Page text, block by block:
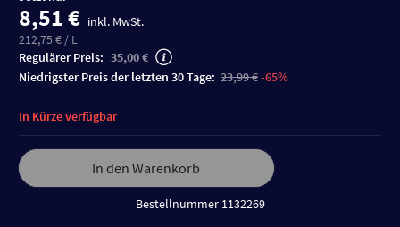
8,51 € inkl. MwSt.
212,75 € / L
Regulärer Preis: 35,00 €
niedrigster Preis der letzten 30 Tage: 23,99 €-65%
In den Warenkorb
Bestellnummer 1132269
In Kürze verfügbar